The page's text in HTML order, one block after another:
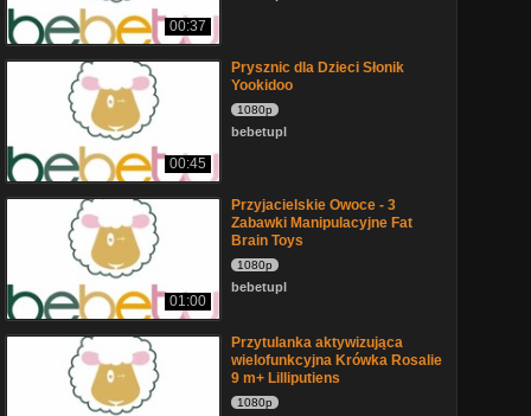
00:37
00:45
Prysznic dla Dzieci Słonik
Yookidoo
1080p
bebetupl
01:00
Przyjacielskie Owoce - 3
Zabawki Manipulacyjne Fat
Brain Toys
1080p
bebetupl
Przytulanka aktywizująca
wielofunkcyjna Krówka Rosalie
9 m+ Lilliputiens
1080p